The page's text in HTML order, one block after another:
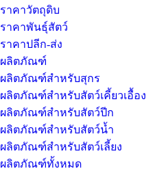
ราคาวัตถุดิบ
ราคาพันธุ์สัตว์
ราคาปลีก-ส่ง
ผลิตภัณฑ์
ผลิตภัณฑ์สำหรับสุกร
ผลิตภัณฑ์สำหรับสัตว์เคี้ยวเอื้อง
ผลิตภัณฑ์สำหรับสัตว์ปีก
ผลิตภัณฑ์สำหรับสัตว์น้ำ
ผลิตภัณฑ์สำหรับสัตว์เลี้ยง
ผลิตภัณฑ์ทั้งหมด